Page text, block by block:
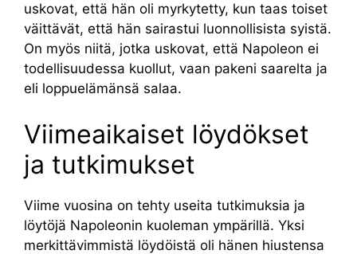
uskovat, että hän oli myrkytetty, kun taas toiset
väittävät, että hän sairastui luonnollisista syistä.
On myös niitä, jotka uskovat, että Napoleon ei
todellisuudessa kuollut, vaan pakeni saarelta ja
eli loppuelämänsä salaa.
Viimeaikaiset löydökset
ja tutkimukset
Viime vuosina on tehty useita tutkimuksia ja
löytöjä Napoleonin kuoleman ympärillä. Yksi
merkittävimmistä löydöistä oli hänen hiustensa